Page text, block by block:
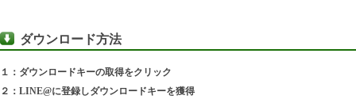
ダウンロード方法
１：ダウンロードキーの取得をクリック
２：LINE@に登録しダウンロードキーを獲得